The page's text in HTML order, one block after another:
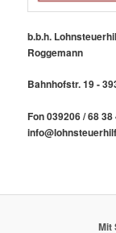
b.b.h.
Roggemann
Bahnhofstr. 19 -
Fon 039206 / 68
Mit